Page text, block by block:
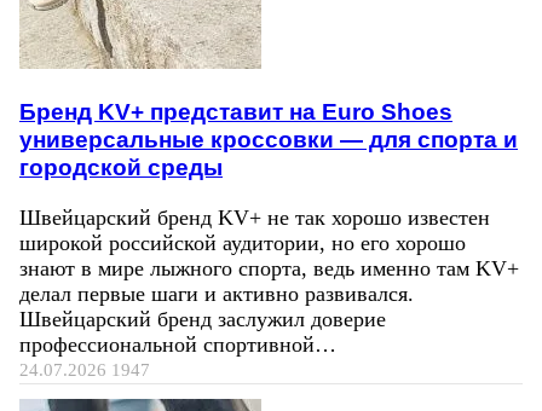
Бренд KV+ представит на Euro Shoes
универсальные кроссовки — для спорта и
городской среды
Швейцарский бренд KV+ не так хорошо известен
широкой российской аудитории, но его хорошо
знают в мире лыжного спорта, ведь именно там KV+
делал первые шаги и активно развивался.
Швейцарский бренд заслужил доверие
профессиональной спортивной…
24.07.2026 1947